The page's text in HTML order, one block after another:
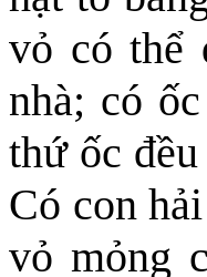
vỏ có thể
nhà; có
thứ ốc
Có con
vỏ mỏng